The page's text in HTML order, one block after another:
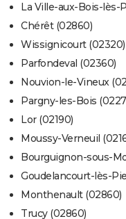
La Ville-aux-Bois-lès-
Chérêt (02860)
Wissignicourt (02320)
Parfondeval (02360)
Nouvion-le-Vineux
Pargny-les-Bois
Lor (02190)
Moussy-Verneuil
Bourguignon-sous-
Goudelancourt-lès-
Monthenault (02860)
Trucy (02860)